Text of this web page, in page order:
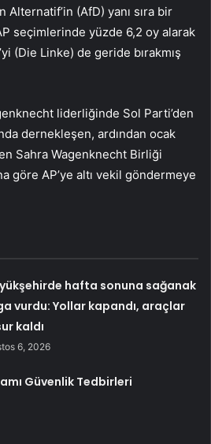
Alternatif’in (AfD) yanı sıra bir
seçimlerinde yüzde 6,2 oy alarak
(Die Linke) de geride bırakmış
liderliğinde Sol Parti’den
dernekleşen, ardından ocak
Sahra Wagenknecht Birliği
göre AP’ye altı vekil göndermeye
hafta sonuna sağanak
vurdu: Yollar kapandı, araçlar
kaldı
6, 2026
Güvenlik Tedbirleri